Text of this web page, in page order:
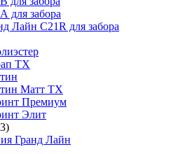
для забора
Лайн С21R для забора
ТХ
Матт ТХ
Премиум
Элит
Гранд Лайн